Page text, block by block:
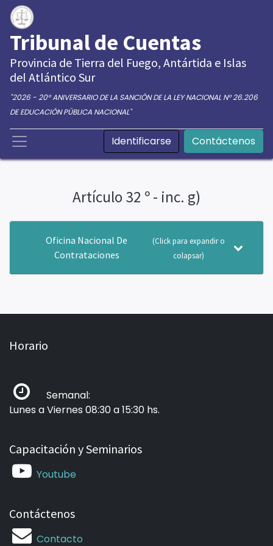
Tribunal de Cuentas
Provincia de Tierra del Fuego, Antártida e Islas
del Atlántico Sur
"2026 - 20° ANIVERSARIO DE LA SANCIÓN DE LA LEY NACIONAL N° 26.206
DE EDUCACIÓN PÚBLICA NACIONAL"
Identificarse Contáctenos
Artículo 32 º - inc. g)
Oficina Nacional De
Contrataciones
(Click para expandir o
colapsar)
Horario
Semanal:
Lunes a Viernes 08:30 a 15:30 hs.
Capacitación y Seminarios
Youtube
Contáctenos
Contacto